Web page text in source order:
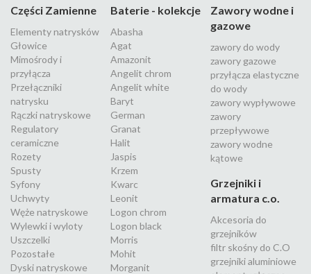
Części Zamienne
Elementy natrysków
Głowice
Mimośrody i
przyłącza
Przełączniki
natrysku
Rączki natryskowe
Regulatory
ceramiczne
Rozety
Spusty
Syfony
Uchwyty
Węże natryskowe
Wylewki i wyloty
Uszczelki
Pozostałe
Dyski natryskowe
Baterie - kolekcje
Abasha
Agat
Amazonit
Angelit chrom
Angelit white
Baryt
German
Granat
Halit
Jaspis
Krzem
Kwarc
Leonit
Logon chrom
Logon black
Morris
Mohit
Morganit
Zawory wodne i
gazowe
zawory do wody
zawory gazowe
przyłącza elastyczne
do wody
zawory wypływowe
zawory
przepływowe
zawory wodne
kątowe
Grzejniki i
armatura c.o.
Akcesoria do
grzejników
filtr skośny do C.O
grzejniki aluminiowe